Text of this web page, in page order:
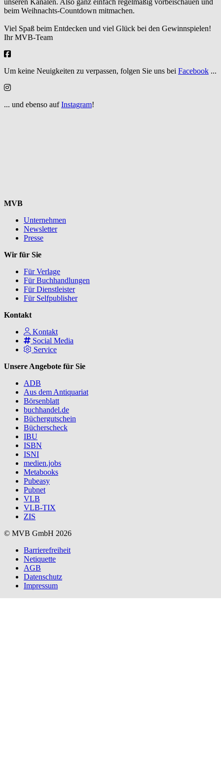
beim Weihnachts-Countdown mitmachen.
Viel Spaß beim Entdecken und viel Glück bei den Gewinnspielen!
Ihr MVB-Team
Um keine Neuigkeiten zu verpassen, folgen Sie uns bei Facebook ...
... und ebenso aufInstagram!
MVB
Unternehmen
Newsletter
Presse
Wir für Sie
Für Verlage
Für Buchhandlungen
Für Dienstleister
Für Selfpublisher
Kontakt
Kontakt
Social Media
Service
Unsere Angebote für Sie
ADB
Aus dem Antiquariat
Börsenblatt
buchhandel.de
Büchergutschein
Bücherscheck
IBU
ISBN
ISNI
medien.jobs
Metabooks
Pubeasy
Pubnet
VLB
VLB-TIX
ZIS
© MVB GmbH 2026
Barrierefreiheit
Netiquette
AGB
Datenschutz
Impressum